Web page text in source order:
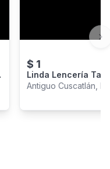
$ 1
Linda Lencería
Antiguo Cuscatlán,